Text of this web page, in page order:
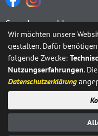
Sprachauswahl
Möchten Sie vonGoogle
Erklärung zur
Wir möchten unsere
gestalten. Dafür
folgende Zwecke:
Nutzungserfahrungen.
Datenschutzerklärung